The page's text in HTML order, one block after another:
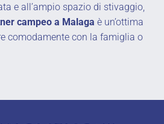
e all’ampio spazio di stivaggio,
campeo a Malaga è un’ottima
comodamente con la famiglia o